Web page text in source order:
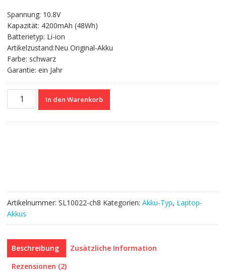
war:
85.06 CHF45.77 CHF.
Spannung: 10.8V
Kapazität: 4200mAh (48Wh)
Batterietyp: Li-ion
Artikelzustand:Neu Original-Akku
Farbe: schwarz
Garantie: ein Jahr
Nagelneuer
In den Warenkorb
Artikelnummer: SL10022-ch8 Kategorien: Akku-Typ, Laptop-
Akkus
Beschreibung
Zusätzliche Information
Rezensionen (2)